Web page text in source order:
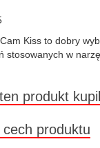
Kiss to dobry
stosowanych w
produkt
produktu